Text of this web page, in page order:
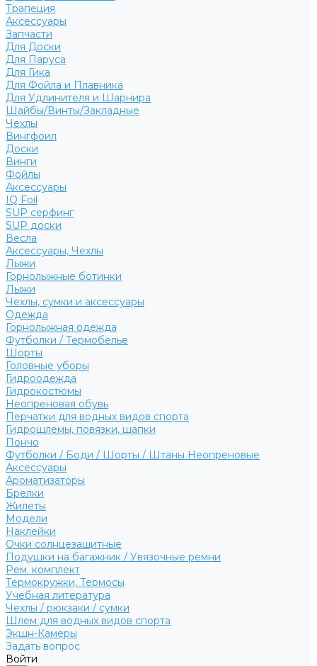
Трапеция
Аксессуары
Запчасти
Для Доски
Для Паруса
Для Гика
Для Фойла и Плавника
Для Удлинителя и Шарнира
Шайбы/Винты/Закладные
Чехлы
Вингфоил
Доски
Винги
Фойлы
Аксессуары
IQ Foil
SUP серфинг
SUP доски
Весла
Аксессуары, Чехлы
Лыжи
Горнолыжные ботинки
Лыжи
Чехлы, сумки и аксессуары
Одежда
Горнолыжная одежда
Футболки / Термобелье
Шорты
Головные уборы
Гидроодежда
Гидрокостюмы
Неопреновая обувь
Перчатки для водных видов спорта
Гидрошлемы, повязки, шапки
Пончо
Футболки / Боди / Шорты / Штаны Неопреновые
Аксессуары
Ароматизаторы
Брелки
Жилеты
Модели
Наклейки
Очки солнцезащитные
Подушки на багажник / Увязочные ремни
Рем. комплект
Термокружки, Термосы
Учебная литература
Чехлы / рюкзаки / сумки
Шлем для водных видов спорта
Экшн-Камеры
Задать вопрос
Войти